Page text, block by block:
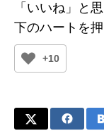
「いいね」と
下のハートを
+10